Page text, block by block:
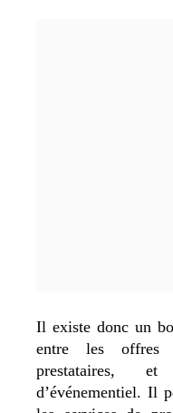
Il existe donc un
entre les offres
prestataires,
d’événementiel. Il